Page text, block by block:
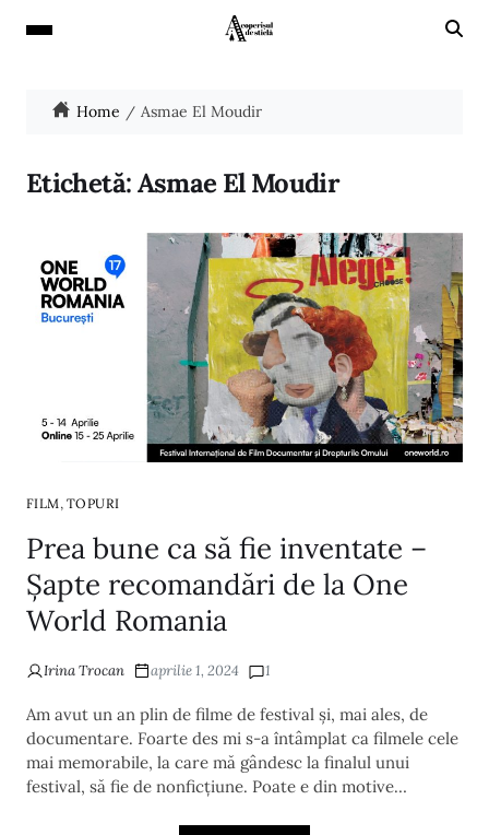
Home Asmae El Moudir
Etichetă:Asmae El Moudir
FILM, TOPURI
Prea bune ca să fie inventate –
Șapte recomandări de la One
World Romania
Irina Trocan aprilie 1, 2024 1
Am avut un an plin de filme de festival și, mai ales, de
documentare. Foarte des mi s-a întâmplat ca filmele cele
mai memorabile, la care mă gândesc la finalul unui
festival, să fie de nonficțiune. Poate e din motive…